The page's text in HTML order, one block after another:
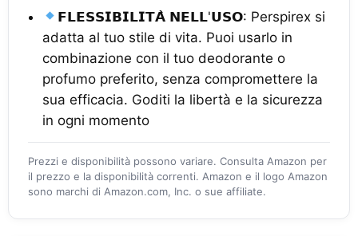
𝗙𝗟𝗘𝗦𝗦𝗜𝗕𝗜𝗟𝗜𝗧𝗔̀ 𝗡𝗘𝗟𝗟'𝗨𝗦𝗢: Perspirex si
adatta al tuo stile di vita. Puoi usarlo in
combinazione con il tuo deodorante o
profumo preferito, senza compromettere la
sua efficacia. Goditi la libertà e la sicurezza
in ogni momento
Prezzi e disponibilità possono variare. Consulta Amazon per
il prezzo e la disponibilità correnti. Amazon e il logo Amazon
sono marchi di Amazon.com, Inc. o sue affiliate.